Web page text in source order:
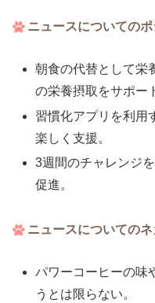
ニュースについての
朝食の代替として栄
の栄養摂取をサポー
習慣化アプリを利用
楽しく支援。
3週間のチャレンジ
促進。
ニュースについての
パワーコーヒーの味
うとは限らない。